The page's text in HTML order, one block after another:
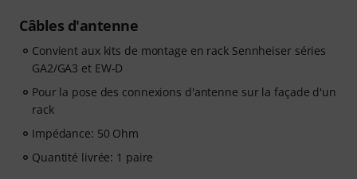
Câbles d'antenne
Convient aux kits de montage en rack Sennheiser séries
GA2/GA3 et EW-D
Pour la pose des connexions d'antenne sur la façade d'un
rack
Impédance: 50 Ohm
Quantité livrée: 1 paire